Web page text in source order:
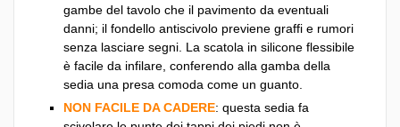
gambe del tavolo che il pavimento da eventuali
danni; il fondello antiscivolo previene graffi e rumori
senza lasciare segni. La scatola in silicone flessibile
è facile da infilare, conferendo alla gamba della
sedia una presa comoda come un guanto.
NON FACILE DA CADERE: questa sedia fa